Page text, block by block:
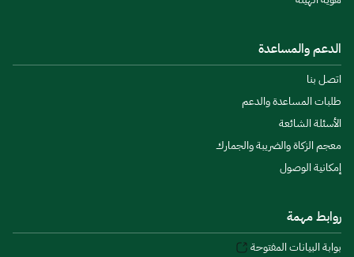
الدعم والمساعدة
اتصل بنا
طلبات المساعدة والدعم
الأسئلة الشائعة
معجم الزكاة والضريبة والجمارك
إمكانية الوصول
روابط مهمة
بوابة البيانات المفتوحة